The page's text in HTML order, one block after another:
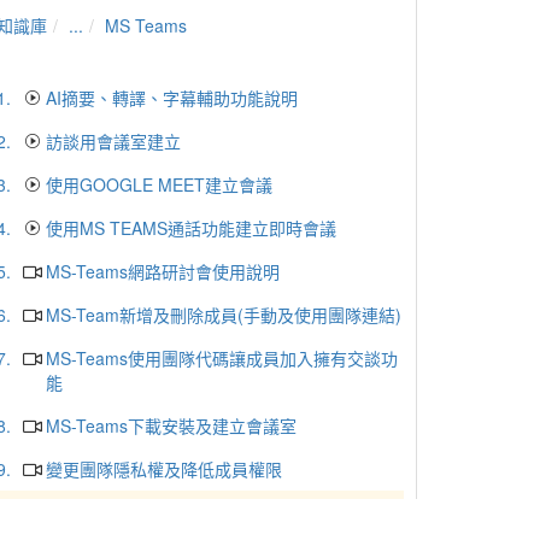
識庫 ... MS Teams
AI摘要、轉譯、字幕輔助功能說明
訪談用會議室建立
使用GOOGLE MEET建立會議
使用MS TEAMS通話功能建立即時會議
MS-Teams網路研討會使用說明
MS-Team新增及刪除成員(手動及使用團隊連結)
MS-Teams使用團隊代碼讓成員加入擁有交談功
能
MS-Teams下載安裝及建立會議室
變更團隊隱私權及降低成員權限